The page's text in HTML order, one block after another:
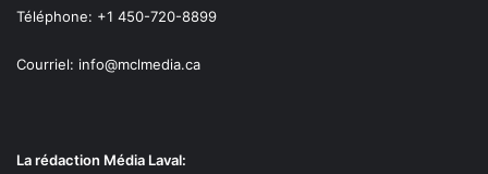
Téléphone: +1 450-720-8899
Courriel: info@mclmedia.ca
La rédaction Média Laval: